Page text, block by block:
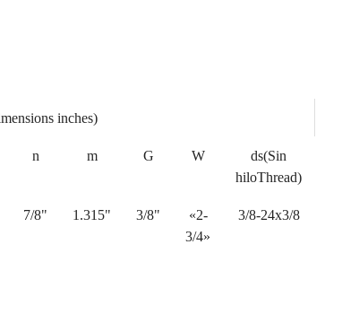
inches)
n m G W
ds(Sin
hiloThread)
7/8" 1.315" 3/8"
«2-
3/4»
3/8-24x3/8